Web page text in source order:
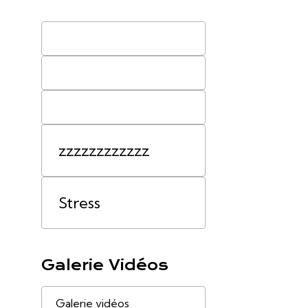
zzzzzzzzzzzz
Stress
Galerie Vidéos
Galerie vidéos